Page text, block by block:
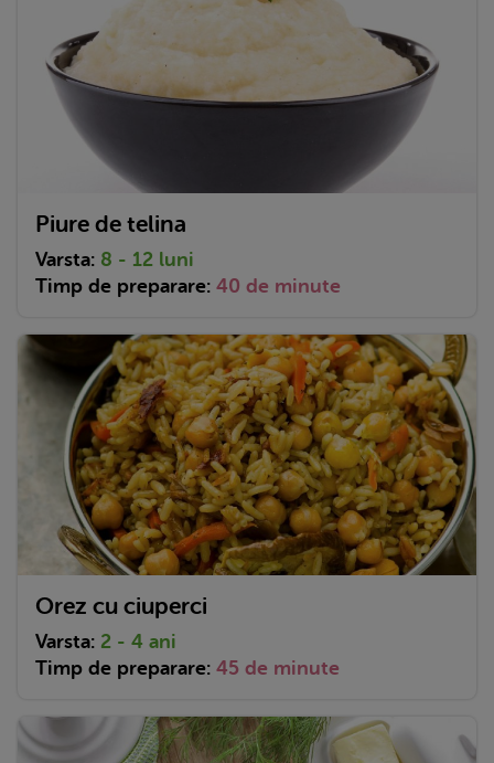
Piure de telina
Varsta: 8 - 12 luni
Timp de preparare: 40 de minute
Orez cu ciuperci
Varsta: 2 - 4 ani
Timp de preparare: 45 de minute